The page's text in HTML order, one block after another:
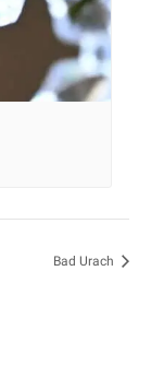
Bad Urach